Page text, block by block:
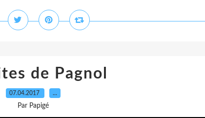
de Pagnol
07.04.2017 …
Par Papigé